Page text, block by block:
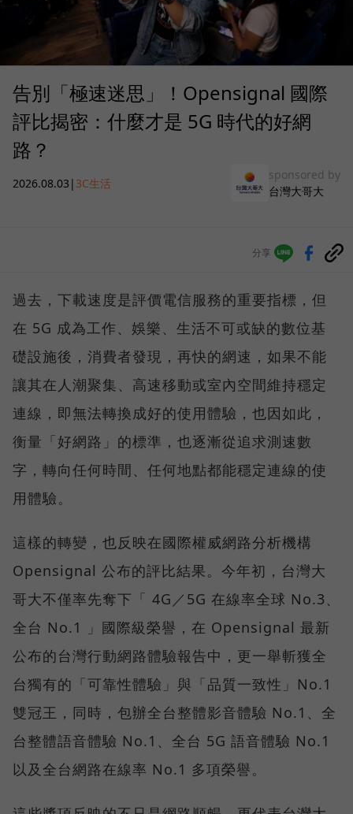
告別「極速迷思」！Opensignal 國際
評比揭密：什麼才是 5G 時代的好網
路？
2026.08.03 | 3C生活
sponsored by
台灣大哥大
分享
過去，下載速度是評價電信服務的重要指標，但
在 5G 成為工作、娛樂、生活不可或缺的數位基
礎設施後，消費者發現，再快的網速，如果不能
讓其在人潮聚集、高速移動或室內空間維持穩定
連線，即無法轉換成好的使用體驗，也因如此，
衡量「好網路」的標準，也逐漸從追求測速數
字，轉向任何時間、任何地點都能穩定連線的使
用體驗。
這樣的轉變，也反映在國際權威網路分析機構
Opensignal 公布的評比結果。今年初，台灣大
哥大不僅率先奪下「 4G／5G 在線率全球 No.3、
全台 No.1 」國際級榮譽，在 Opensignal 最新
公布的台灣行動網路體驗報告中，更一舉斬獲全
台獨有的「可靠性體驗」與「品質一致性」No.1
雙冠王，同時，包辦全台整體影音體驗 No.1、全
台整體語音體驗 No.1、全台 5G 語音體驗 No.1
以及全台網路在線率 No.1 多項榮譽。